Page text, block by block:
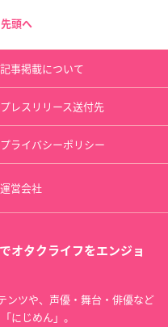
頭へ
記事掲載について
プレスリリース送付先
プライバシーポリシー
運営会社
オタクライフをエンジョ
ンツや、声優・舞台・俳優など
にじめん」。